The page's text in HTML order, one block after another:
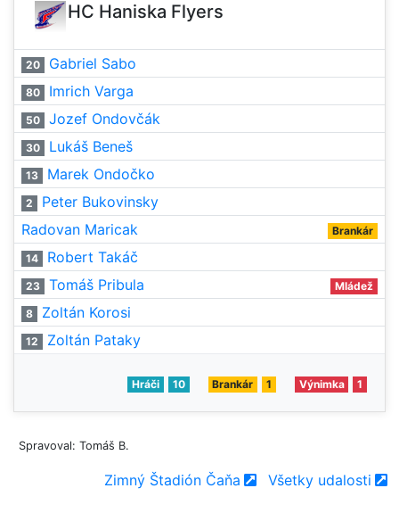
HC Haniska Flyers
20 Gabriel Sabo
80 Imrich Varga
50 Jozef Ondovčák
30 Lukáš Beneš
13 Marek Ondočko
2
Peter Bukovinsky
Radovan Maricak
Brankár
14 Robert Takáč
23 Tomáš Pribula Mládež
8 Zoltán Korosi
12 Zoltán Pataky
Hráči 10 Brankár 1 Výnimka 1
Spravoval: Tomáš B.
Zimný Štadión Čaňa Všetky udalosti